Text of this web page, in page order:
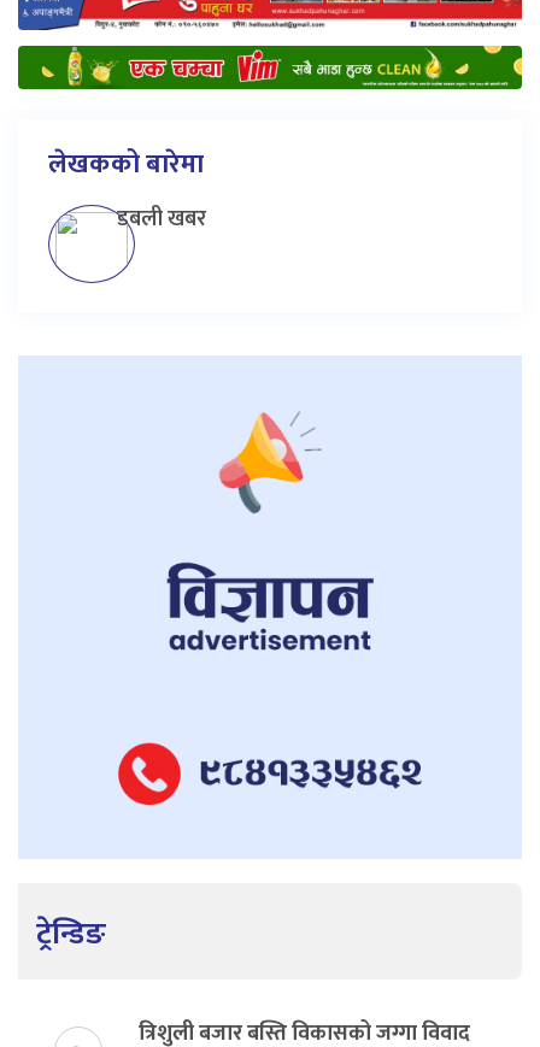
लेखकको बारेमा
डबली खबर
ट्रेन्डिङ
त्रिशुली बजार बस्ति विकासको जग्गा विवाद